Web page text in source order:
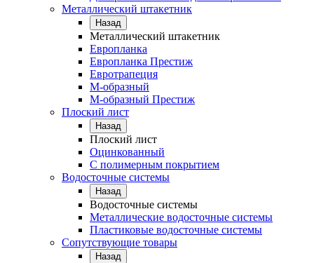
Металлический штакетник
Назад
Металлический штакетник
Европланка
Европланка Престиж
Евротрапеция
М-образный
М-образный Престиж
Плоский лист
Назад
Плоский лист
Оцинкованный
С полимерным покрытием
Водосточные системы
Назад
Водосточные системы
Металлические водосточные системы
Пластиковые водосточные системы
Сопутствующие товары
Назад